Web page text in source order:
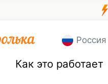
Россия
Как это работает